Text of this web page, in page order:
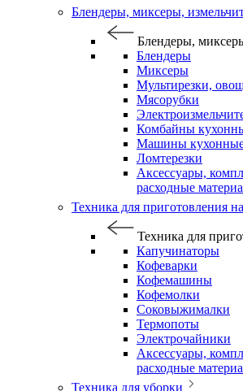
Блендеры, миксеры,
Блендеры,
Блендеры
Миксеры
Мультирезки,
Мясорубки
Комбайны
Машины
Ломтерезки
Аксессуары,
расходные
Техника для приготовления
Техника для
Капучинаторы
Кофеварки
Кофемашины
Кофемолки
Соковыжималки
Термопоты
Электрочайники
Аксессуары,
расходные
Техника для уборки